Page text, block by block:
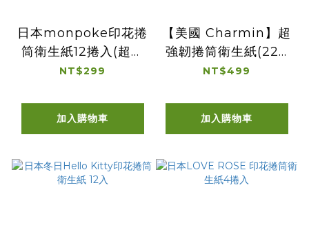
日本monpoke印花捲
筒衛生紙12捲入(超商
配送限2入)
NT$299
加入購物車
【美國 Charmin】超
強韌捲筒衛生紙(220
張*6捲)
NT$499
加入購物車